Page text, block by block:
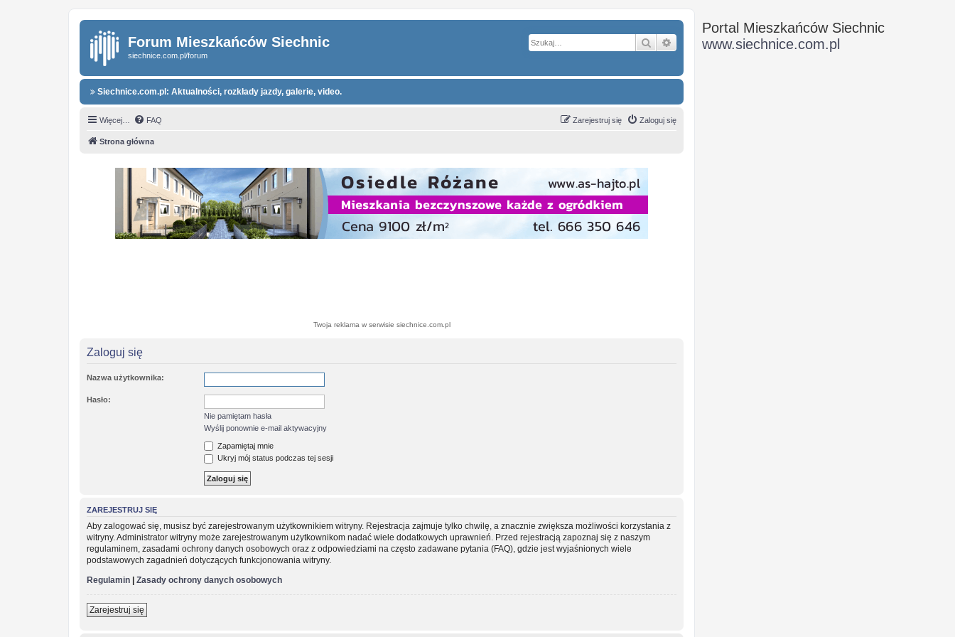
Forum Mieszkańców Siechnic
siechnice.com.pl/forum
Szukaj Wyszukiwanie zaawansowane
Siechnice.com.pl: Aktualności, rozkłady jazdy, galerie, video.
Więcej… FAQ Zaloguj się
Zarejestruj się
Strona główna
Twoja reklama w serwisie siechnice.com.pl
Zaloguj się
Nazwa użytkownika:
Hasło:
Nie pamiętam hasła
Wyślij ponownie e-mail aktywacyjny
Zapamiętaj mnie
Ukryj mój status podczas tej sesji
ZAREJESTRUJ SIĘ
Aby zalogować się, musisz być zarejestrowanym użytkownikiem witryny. Rejestracja zajmuje tylko chwilę, a znacznie zwiększa możliwości korzystania z
witryny. Administrator witryny może zarejestrowanym użytkownikom nadać wiele dodatkowych uprawnień. Przed rejestracją zapoznaj się z naszym
regulaminem, zasadami ochrony danych osobowych oraz z odpowiedziami na często zadawane pytania (FAQ), gdzie jest wyjaśnionych wiele
podstawowych zagadnień dotyczących funkcjonowania witryny.
Regulamin
Zasady ochrony danych osobowych
Zarejestruj się
Portal Mieszkańców Siechnic
www.siechnice.com.pl